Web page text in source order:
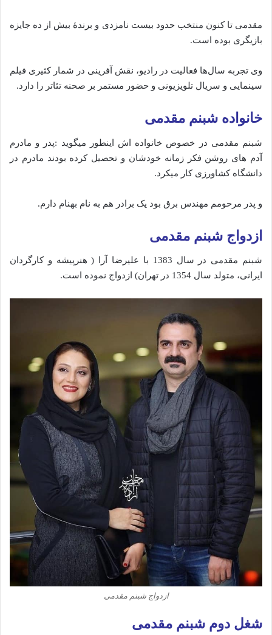
مقدمی تا کنون منتخب حدود بیست نامزدی و برندهٔ بیش از ده جایزه
بازیگری بوده است.
وی تجربه سال‌ها فعالیت در رادیو، نقش آفرینی در شمار کثیری فیلم
سینمایی و سریال تلویزیونی و حضور مستمر بر صحنه تئاتر را دارد.
خانواده شبنم مقدمی
شبنم مقدمی در خصوص خانواده اش اینطور میگوید :پدر و مادرم
آدم های روشن فکر زمانه خودشان و تحصیل کرده بودند مادرم در
دانشگاه کشاورزی کار میکرد.
و پدر مرحومم مهندس برق بود یک برادر هم به نام بهنام دارم.
ازدواج شبنم مقدمی
شبنم مقدمی در سال 1383 با علیرضا آرا ( هنرپیشه و کارگردان
ایرانی، متولد سال 1354 در تهران) ازدواج نموده است.
ازدواج شبنم مقدمی
شغل دوم شبنم مقدمی